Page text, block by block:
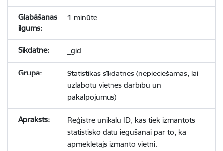
1 minūte
_gid
Statistikas sīkdatnes (nepieciešamas, lai
uzlabotu vietnes darbību un
pakalpojumus)
Reģistrē unikālu ID, kas tiek izmantots
statistisko datu iegūšanai par to, kā
apmeklētājs izmanto vietni.